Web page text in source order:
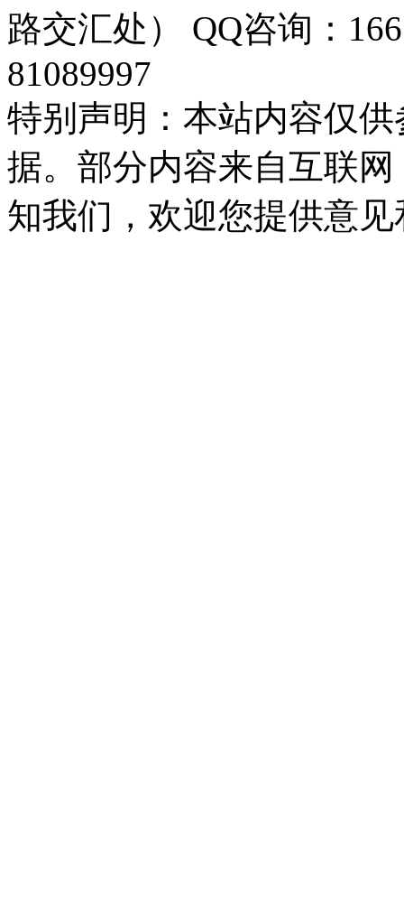
路交汇处） QQ咨询：
81089997
特别声明：本站内容仅
据。部分内容来自互联
知我们，欢迎您提供意